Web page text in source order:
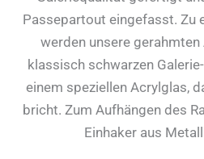
Passepartout eingefasst. Zu
werden unsere gerahmten
klassisch schwarzen
einem speziellen Acrylglas,
bricht. Zum Aufhängen des
Einhaker aus